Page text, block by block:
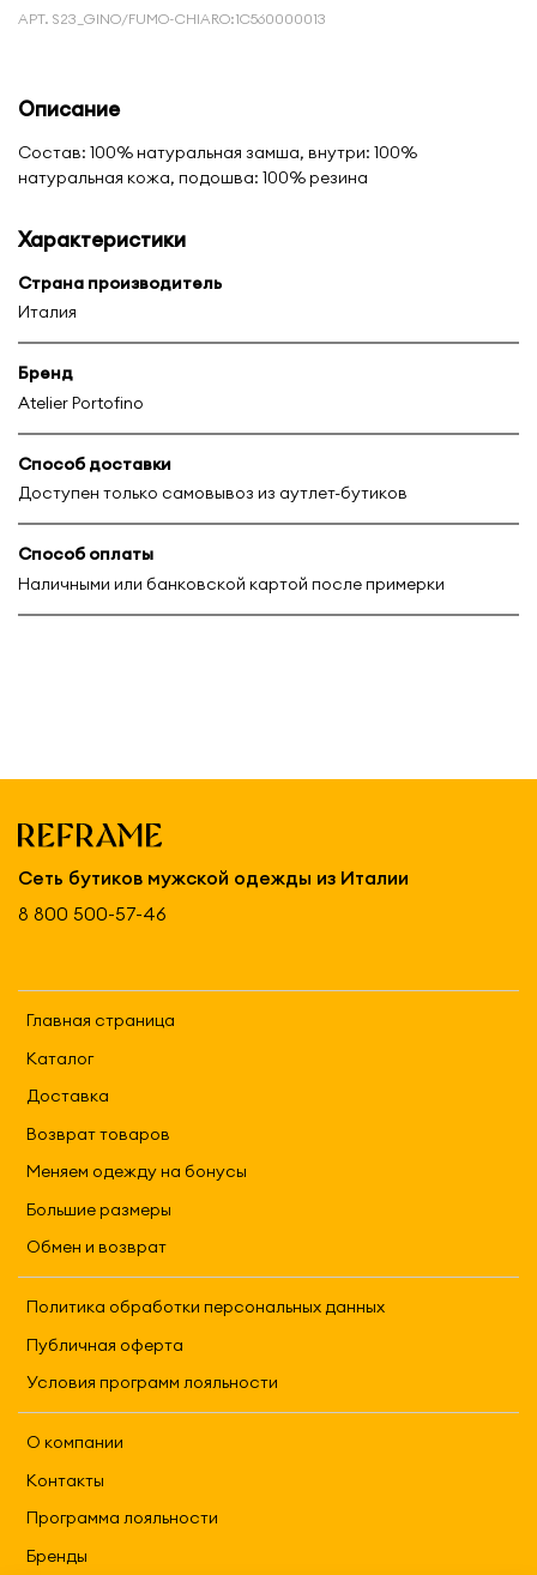
АРТ. S23_GINO/FUMO-CHIARO:1С560000013
Описание
Состав: 100% натуральная замша, внутри: 100%
натуральная кожа, подошва: 100% резина
Характеристики
Страна производитель
Италия
Бренд
Atelier Portofino
Способ доставки
Доступен только самовывоз из аутлет-бутиков
Способ оплаты
Наличными или банковской картой после примерки
Главная страница
Каталог
Доставка
Возврат товаров
Меняем одежду на бонусы
Большие размеры
Обмен и возврат
Политика обработки персональных данных
Публичная оферта
Условия программ лояльности
О компании
Контакты
Программа лояльности
Бренды
Сеть бутиков мужской одежды из Италии
8 800 500-57-46